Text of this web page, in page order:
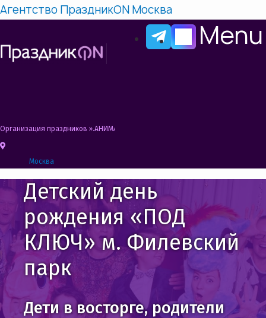
Агентство ПраздникON Москва
Menu
Организация праздников »АНИМАТОРЫ НА ДЕНЬ РОЖДЕНИЯ РЕБЕНКА
Москва
Детский день
рождения «ПОД
КЛЮЧ» м. Филевский
парк
Дети в восторге, родители